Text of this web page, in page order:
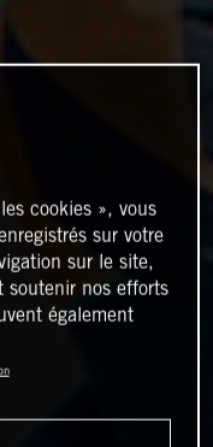
cookies », vous
sur votre
sur le site,
soutenir nos efforts
également